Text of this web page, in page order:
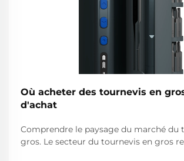
Où acheter des tournevis en
d'achat
Comprendre le paysage du marché du
gros. Le secteur du tournevis en gros